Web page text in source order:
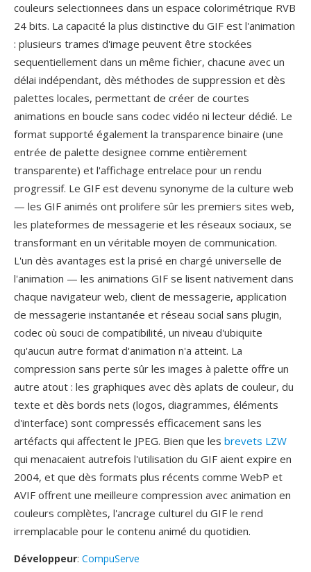
couleurs selectionnees dans un espace colorimétrique RVB
24 bits. La capacité la plus distinctive du GIF est l'animation
: plusieurs trames d'image peuvent être stockées
sequentiellement dans un même fichier, chacune avec un
délai indépendant, dès méthodes de suppression et dès
palettes locales, permettant de créer de courtes
animations en boucle sans codec vidéo ni lecteur dédié. Le
format supporté également la transparence binaire (une
entrée de palette designee comme entièrement
transparente) et l'affichage entrelace pour un rendu
progressif. Le GIF est devenu synonyme de la culture web
— les GIF animés ont prolifere sûr les premiers sites web,
les plateformes de messagerie et les réseaux sociaux, se
transformant en un véritable moyen de communication.
L'un dès avantages est la prisé en chargé universelle de
l'animation — les animations GIF se lisent nativement dans
chaque navigateur web, client de messagerie, application
de messagerie instantanée et réseau social sans plugin,
codec où souci de compatibilité, un niveau d'ubiquite
qu'aucun autre format d'animation n'a atteint. La
compression sans perte sûr les images à palette offre un
autre atout : les graphiques avec dès aplats de couleur, du
texte et dès bords nets (logos, diagrammes, éléments
d'interface) sont compressés efficacement sans les
artéfacts qui affectent le JPEG. Bien que les brevets LZW
qui menacaient autrefois l'utilisation du GIF aient expire en
2004, et que dès formats plus récents comme WebP et
AVIF offrent une meilleure compression avec animation en
couleurs complètes, l'ancrage culturel du GIF le rend
irremplacable pour le contenu animé du quotidien.
Développeur: CompuServe